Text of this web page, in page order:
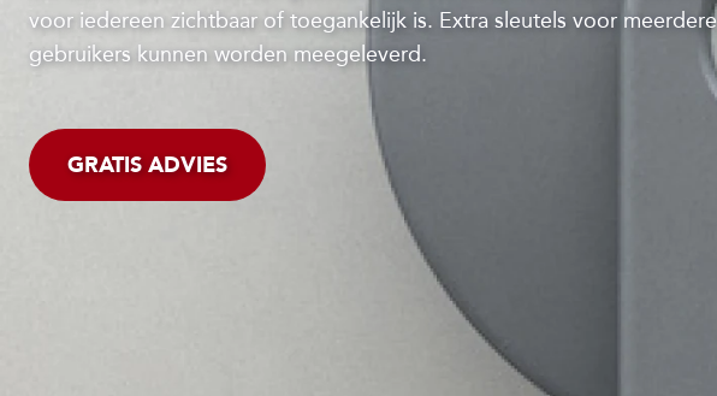
voor iedereen zichtbaar of toegankelijk is. Extra sleutels voor meerdere
gebruikers kunnen worden meegeleverd.
GRATIS ADVIES